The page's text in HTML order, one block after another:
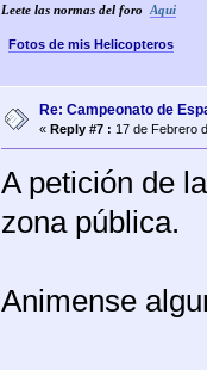
Leete las normas del foroAqui
Fotos de mis Helicopteros
Re: Campeonato de
« Reply #7 : 17 de Febrero
A petición de
zona pública.
Animense